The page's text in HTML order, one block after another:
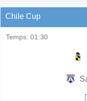
Chile Cup
Temps: 01:30